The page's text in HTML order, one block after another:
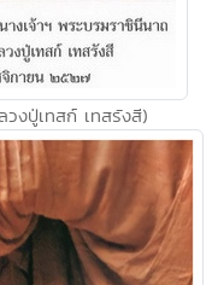
วงปู่เทสก์ เทสรังสี)